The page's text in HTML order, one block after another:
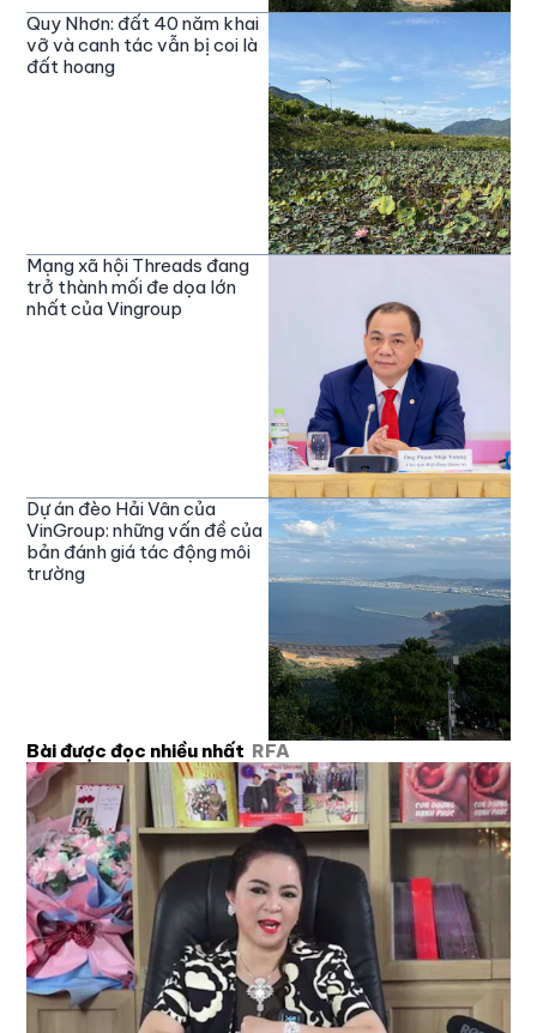
Quy Nhơn: đất 40 năm khai
vỡ và canh tác vẫn bị coi là
đất hoang
Mạng xã hội Threads đang
trở thành mối đe dọa lớn
nhất của Vingroup
Dự án đèo Hải Vân của
VinGroup: những vấn đề của
bản đánh giá tác động môi
trường
Bài được đọc nhiều nhất RFA